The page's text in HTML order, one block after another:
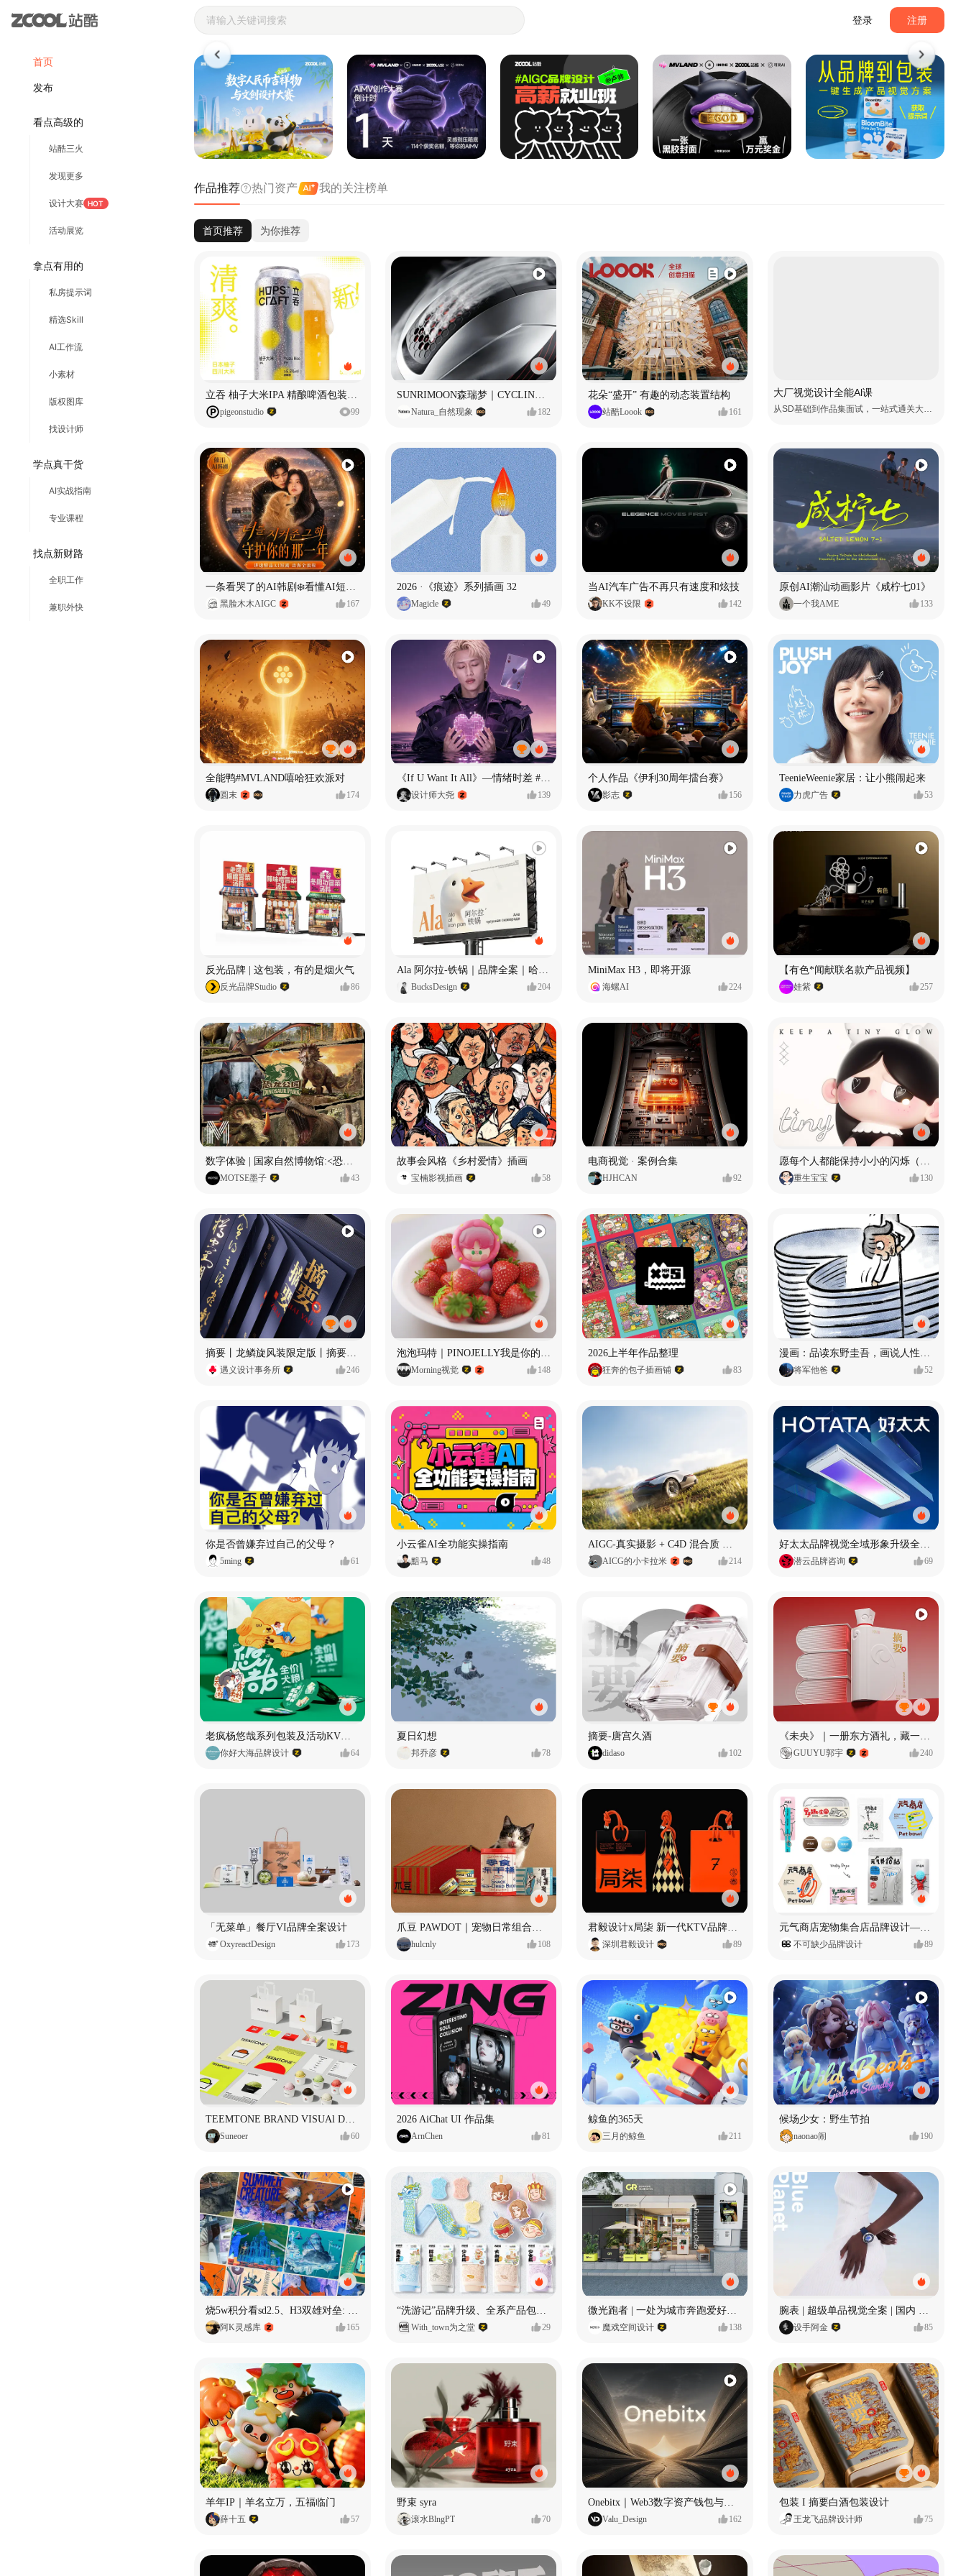
首页
发布
看点高级的
站酷三火
发现更多
设计大赛 HOT
活动展览
拿点有用的
私房提示词
精选Skill
AI工作流
小素材
版权图库
找设计师
学点真干货
AI实战指南
专业课程
找点新财路
全职工作
兼职外快
登录 注册
站酷ZCOOL - 设计师们都在站酷
作品推荐 热门资产 我的关注榜单
首页推荐 为你推荐
立吞 柚子大米IPA 精酿啤酒包装设计
pigeonstudio 99
SUNRIMOON森瑞梦｜CYCLING HELMET CG｜气动骑行头盔
Natura_自然现象 182
花朵“盛开” 有趣的动态装置结构
站酷Loook 161
大厂视觉设计全能Al课
从SD基础到作品集面试，一站式通关大厂视觉岗
黑脸木木AIGC 167
2026 ·《痕迹》系列插画 32
Magicle 49
当AI汽车广告不再只有速度和炫技
KK不设限 142
原创AI潮汕动画影片《咸柠七01》
一个我AME 133
全能鸭#MVLAND嘻哈狂欢派对
圆末 174
《If U Want It All》—情绪时差 #MVLAND嘻哈狂欢派对
设计师大尧 139
个人作品《伊利30周年擂台赛》
影志 156
TeenieWeenie家居：让小熊闹起来
力虎广告 53
反光品牌 | 这包装，有的是烟火气
反光品牌Studio 86 BucksDesign 204
MiniMax H3，即将开源
海螺AI 224
【有色*闻献联名款产品视频】
娃紫 257
数字体验 | 国家自然博物馆:<恐龙公园>沉浸特展
MOTSE墨子 43
故事会风格《乡村爱情》插画
宝楠影视插画 58
电商视觉 · 案例合集
HJHCAN 92
愿每个人都能保持小小的闪烁（IP可授权）
重生宝宝 130
遇义设计事务所 246 Morning视觉 148
2026上半年作品整理
狂奔的包子插画铺 83 将军他爸 52
你是否曾嫌弃过自己的父母？
5ming 61
小云雀AI全功能实操指南
黯马 48
AIGC-真实摄影 + C4D 混合质 能让 AI 产品图更好吗?
AICG的小卡拉米 214
好太太品牌视觉全域形象升级全案【潜云品牌】
潜云品牌咨询 69
你好大海品牌设计 64
夏日幻想
邦乔彦 78
摘要-唐宫久酒
didaso 102 GUUYU郭宇 240
「无菜单」餐厅VI品牌全案设计
OxyreactDesign 173
爪豆 PAWDOT｜宠物日常组合礼盒包装设计
hulcnly 108
君毅设计x局柒 新一代KTV品牌全案设计
深圳君毅设计 89
元气商店宠物集合店品牌设计—元气摄入中
不可缺少品牌设计 89
Suneoer 60
2026 AiChat UI 作品集
ArnChen 81
鲸鱼的365天
三月的鲸鱼 211
候场少女：野生节拍
naonao闹 190
烧5w积分看sd2.5、H3双雄对垒: 全面测评MiniMax H3篇
阿K灵感库 165
“洗游记”品牌升级、全系产品包装设计、店堆设计
With_town为之堂 29
微光跑者 | 一处为城市奔跑爱好者打造的复合空间
魔戏空间设计 138
腕表 | 超级单品视觉全案 | 国内 x 出海
设手阿金 85
羊年IP｜羊名立万，五福临门
薛十五 57
野束 syra
滚水BlngPT 70 Valu_Design 162
包装 I 摘要白酒包装设计
王龙飞品牌设计师 75